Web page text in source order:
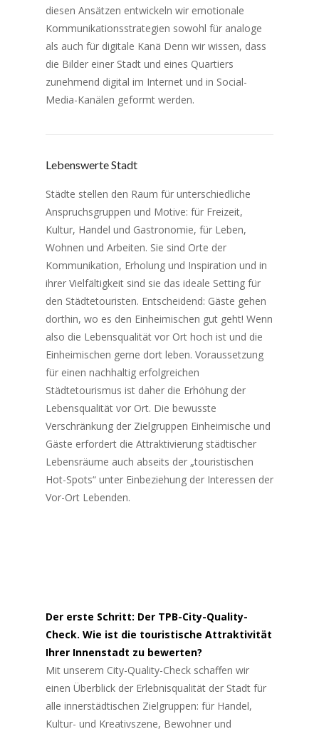
diesen Ansätzen entwickeln wir emotionale
Kommunikationsstrategien sowohl für analoge
als auch für digitale Kanä Denn wir wissen, dass
die Bilder einer Stadt und eines Quartiers
zunehmend digital im Internet und in Social-
Media-Kanälen geformt werden.
Lebenswerte Stadt
Städte stellen den Raum für unterschiedliche
Anspruchsgruppen und Motive: für Freizeit,
Kultur, Handel und Gastronomie, für Leben,
Wohnen und Arbeiten. Sie sind Orte der
Kommunikation, Erholung und Inspiration und in
ihrer Vielfältigkeit sind sie das ideale Setting für
den Städtetouristen. Entscheidend: Gäste gehen
dorthin, wo es den Einheimischen gut geht! Wenn
also die Lebensqualität vor Ort hoch ist und die
Einheimischen gerne dort leben. Voraussetzung
für einen nachhaltig erfolgreichen
Städtetourismus ist daher die Erhöhung der
Lebensqualität vor Ort. Die bewusste
Verschränkung der Zielgruppen Einheimische und
Gäste erfordert die Attraktivierung städtischer
Lebensräume auch abseits der „touristischen
Hot-Spots“ unter Einbeziehung der Interessen der
Vor-Ort Lebenden.
Der erste Schritt: Der TPB-City-Quality-
Check. Wie ist die touristische Attraktivität
Ihrer Innenstadt zu bewerten?
Mit unserem City-Quality-Check schaffen wir
einen Überblick der Erlebnisqualität der Stadt für
alle innerstädtischen Zielgruppen: für Handel,
Kultur- und Kreativszene, Bewohner und